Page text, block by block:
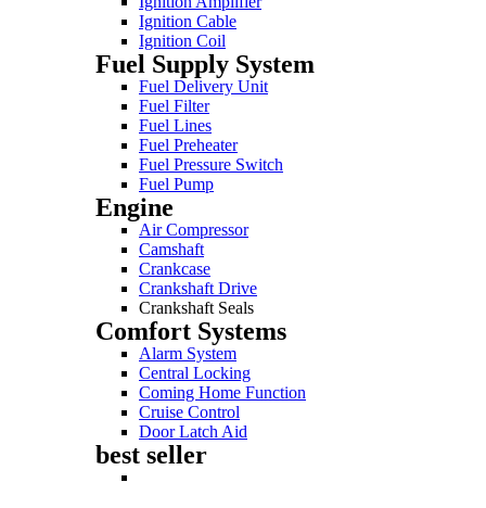
Ignition Cable
Ignition Coil
Fuel Supply System
Fuel Delivery Unit
Fuel Filter
Fuel Lines
Fuel Preheater
Fuel Pressure Switch
Fuel Pump
Engine
Air Compressor
Camshaft
Crankcase
Crankshaft Drive
Crankshaft Seals
Comfort Systems
Alarm System
Central Locking
Coming Home Function
Cruise Control
Door Latch Aid
best seller